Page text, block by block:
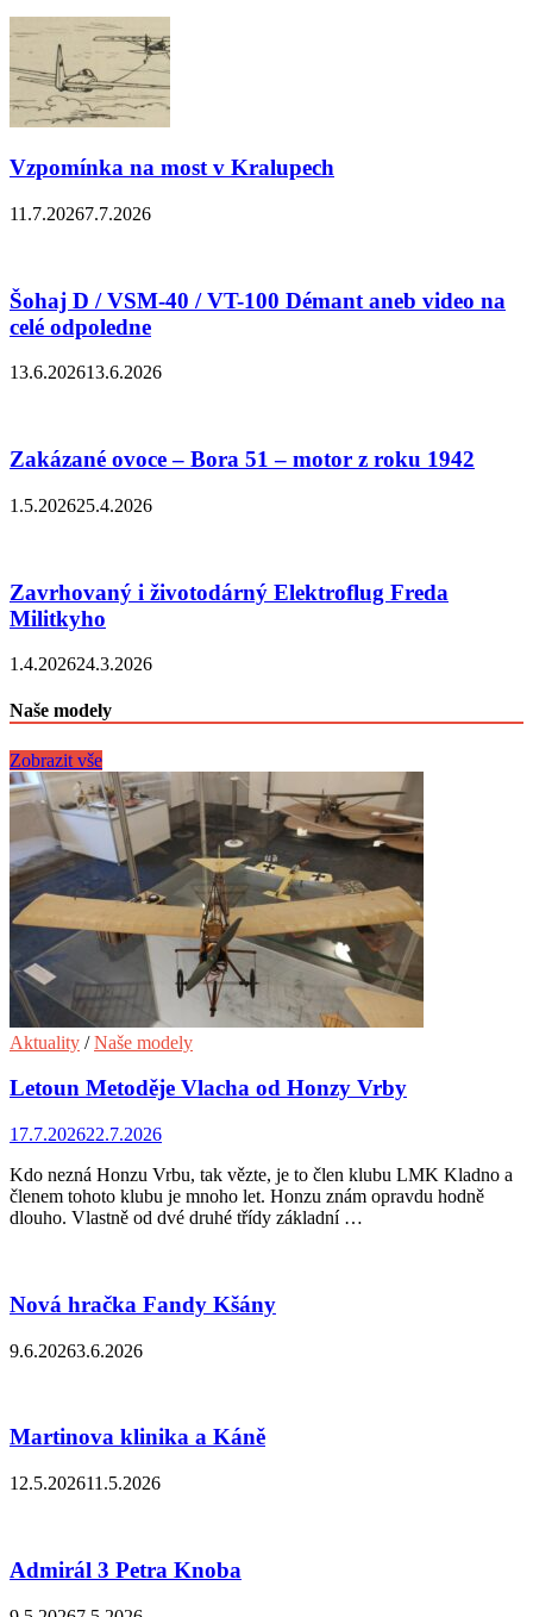
Vzpomínka na most v Kralupech
11.7.20267.7.2026
Šohaj D / VSM-40 / VT-100 Démant aneb video na
celé odpoledne
13.6.202613.6.2026
Zakázané ovoce – Bora 51 – motor z roku 1942
1.5.202625.4.2026
Zavrhovaný i životodárný Elektroflug Freda
Militkyho
1.4.202624.3.2026
Naše modely
Zobrazit vše
Aktuality /Naše modely
Letoun Metoděje Vlacha od Honzy Vrby
17.7.202622.7.2026
Kdo nezná Honzu Vrbu, tak vězte, je to člen klubu LMK Kladno a
členem tohoto klubu je mnoho let. Honzu znám opravdu hodně
dlouho. Vlastně od dvé druhé třídy základní …
Nová hračka Fandy Kšány
9.6.20263.6.2026
Martinova klinika a Káně
12.5.202611.5.2026
Admirál 3 Petra Knoba